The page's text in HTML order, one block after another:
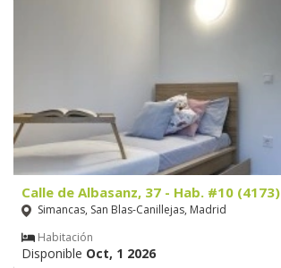
Calle de Albasanz, 37 - Hab. #10 (4173)
Simancas, San Blas-Canillejas, Madrid
Habitación
Disponible Oct, 1 2026